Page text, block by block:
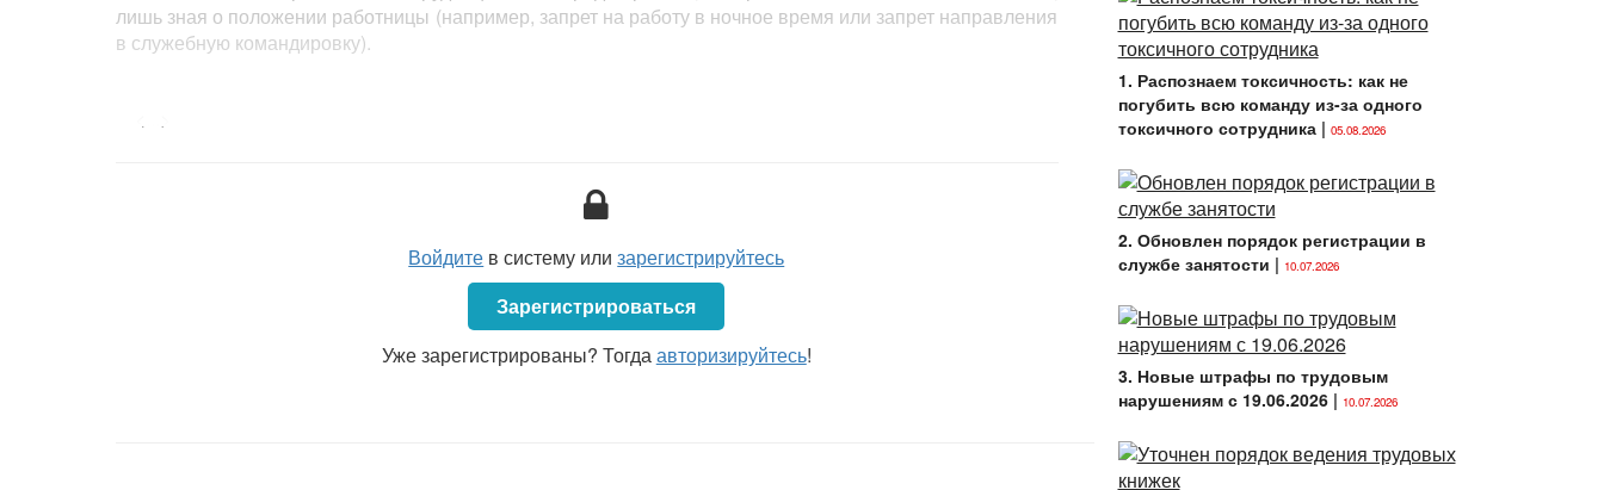
лишь зная о положении работницы (например, запрет на работу в ночное время или запрет направления
в служебную командировку).
Войдите в систему илизарегистрируйтесь
Зарегистрироваться
Уже зарегистрированы? Тогдаавторизируйтесь!
1. Распознаем токсичность: как не
погубить всю команду из-за одного
токсичного сотрудника| 05.08.2026
2. Обновлен порядок регистрации в
службе занятости | 10.07.2026
3. Новые штрафы по трудовым
нарушениям с 19.06.2026| 10.07.2026